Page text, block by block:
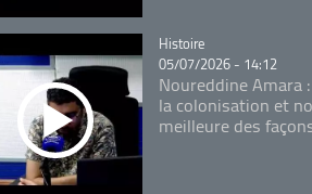
Catégorie
Histoire
05/07/2026 - 14:12
Noureddine Amara
la colonisation et
meilleure des